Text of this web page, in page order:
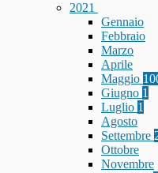
2021
Gennaio
Febbraio
Marzo
Aprile
Maggio
Giugno 1
Luglio 1
Agosto
Settembre
Ottobre
Novembre